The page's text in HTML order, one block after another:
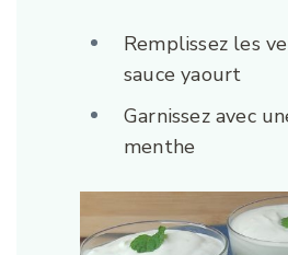
Remplissez les
sauce yaourt
Garnissez avec
menthe